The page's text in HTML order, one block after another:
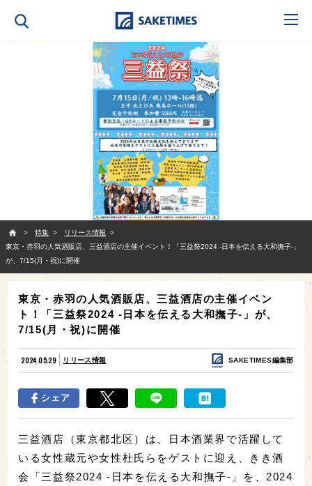
特集
リリース情報
東京・赤羽の人気酒販店、三益酒店の主催イベント！「三益祭2024 -日本を伝える大和撫子-」
が、7/15(月・祝)に開催
東京・赤羽の人気酒販店、三益酒店の主催イベン
ト！「三益祭2024 -日本を伝える大和撫子-」が、
7/15(月・祝)に開催
2024.05.29 リリース情報 SAKETIMES編集部
シェア
三益酒店（東京都北区）は、日本酒業界で活躍して
いる女性蔵元や女性杜氏らをゲストに迎え、きき酒
会「三益祭2024 -日本を伝える大和撫子-」を、2024